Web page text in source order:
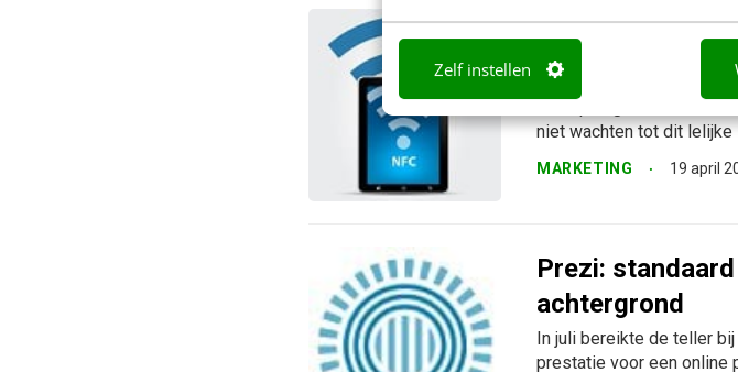
Zelf instellen
Dag QR-code,
Eindelijk is er een goed
een opvolger die écht
niet wachten tot dit
MARKETING 19 april
Prezi:
achtergrond
In juli bereikte de teller
prestatie voor een online